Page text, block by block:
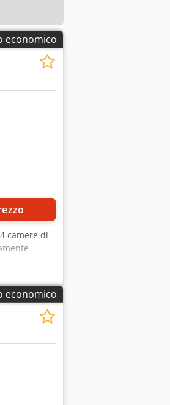
economico
camere di
-
economico